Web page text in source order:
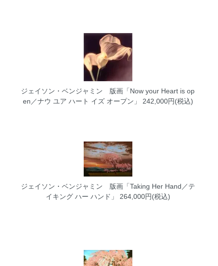
ジェイソン・ベンジャミン 版画「Now your Heart is op
en／ナウ ユア ハート イズ オープン」
242,000円(税込)
ジェイソン・ベンジャミン 版画「Taking Her Hand／テ
イキング ハー ハンド」
264,000円(税込)